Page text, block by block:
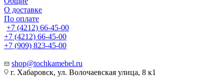
О доставке
По оплате
+7 (4212) 66-45-00
+7 (4212) 66-45-00
+7 (909) 823-45-00
shop@tochkamebel.ru
г. Хабаровск, ул. Волочаевская улица, 8 к1